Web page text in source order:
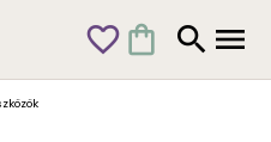
favorite_outline shopping_bag search menu